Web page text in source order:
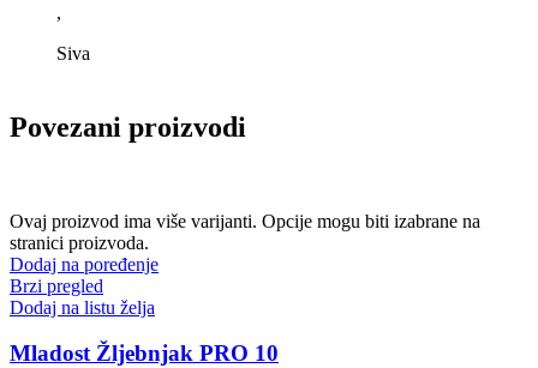
,
Siva
Povezani proizvodi
Ovaj proizvod ima više varijanti. Opcije mogu biti izabrane na
stranici proizvoda.
Dodaj na poređenje
Brzi pregled
Dodaj na listu želja
Mladost Žljebnjak PRO 10